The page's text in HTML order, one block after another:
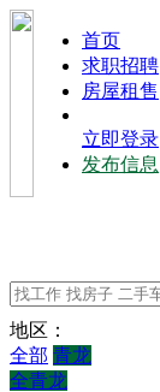
⾸⻚
求职招聘
房屋租售
立即登录
发布信息
地区：
全部 青龙
全青龙